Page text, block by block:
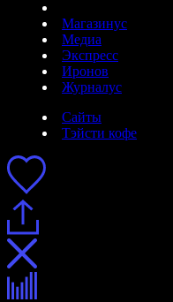
Магазинус
Медиа
Экспресс
Иронов
Журналус
Сайты
Тэйсти кофе